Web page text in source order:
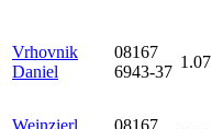
Vrhovnik
Daniel
08167
6943-37
1.07